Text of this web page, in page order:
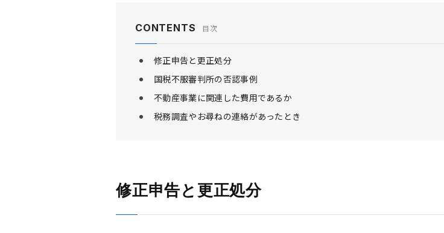
CONTENTS 目次
修正申告と更正処分
国税不服審判所の否認事例
不動産事業に関連した費用であるか
税務調査やお尋ねの連絡があったとき
修正申告と更正処分